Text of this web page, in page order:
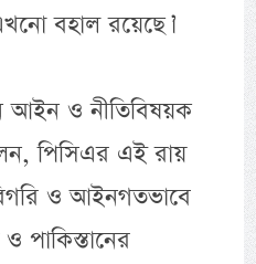
বহাল রয়েছে।’
আইন ও নীতিবিষয়ক
পিসিএর এই রায়
ও আইনগতভাবে
পাকিস্তানের